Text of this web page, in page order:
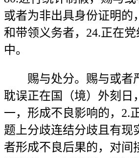
或者为非出具身份证明的
和带领义务者，24.正在
中。
赐与处分。赐与或者
耽误正在国（境）外刻日
一，形成不良影响的，2.
题上分歧连结分歧且有现
者形成不良后果的，对间